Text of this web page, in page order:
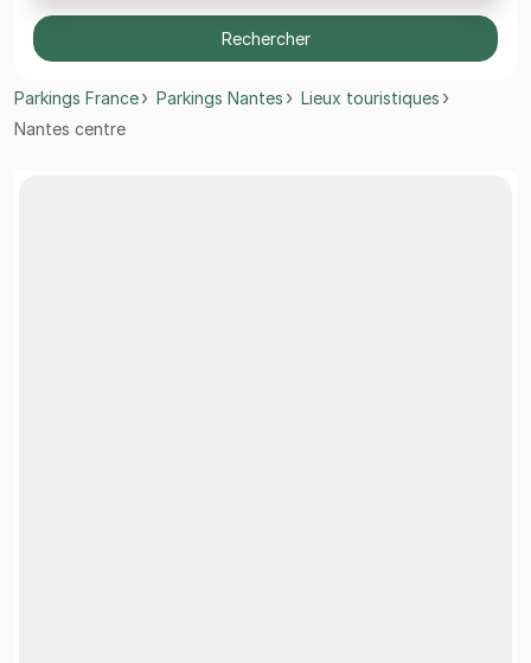
Rechercher
Parkings France Parkings Nantes
Lieux touristiques
Nantes centre